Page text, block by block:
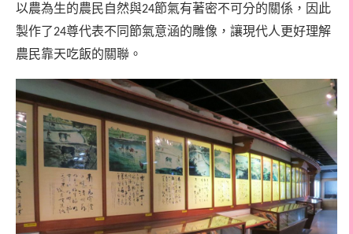
以農為生的農民自然與24節氣有著密不可分的關係，因此
製作了24尊代表不同節氣意涵的雕像，讓現代人更好理解
農民靠天吃飯的關聯。